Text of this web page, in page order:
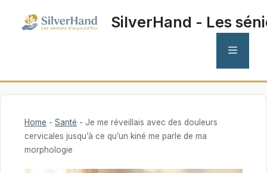
SilverHand - Les
MENU
Home - Santé - Je me réveillais avec des douleurs
cervicales jusqu’à ce qu’un kiné me parle de ma
morphologie